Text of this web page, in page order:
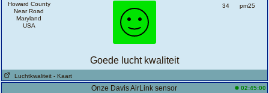
Howard County
Near Road
Maryland
USA
34 pm25
Goede lucht kwaliteit
Luchtkwaliteit - Kaart
Onze Davis AirLink sensor 02:45:00